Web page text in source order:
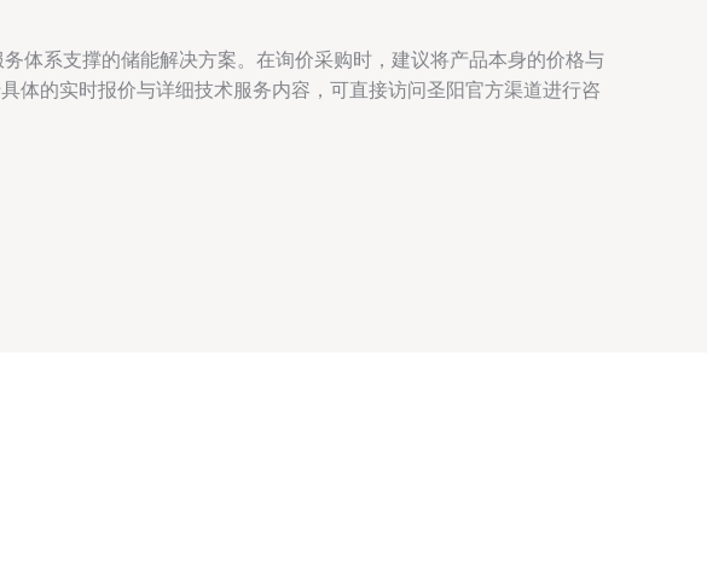
体系支撑的储能解决方案。在询价采购时，建议将产品本身的价格与
体的实时报价与详细技术服务内容，可直接访问圣阳官方渠道进行咨